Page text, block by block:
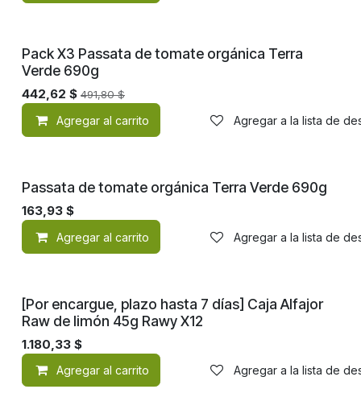
¡Nuevo!
Pack X3 Passata de tomate orgánica Terra
Verde 690g
442,62 $ 491,80$
Agregar al carrito Agregar a la lista de
¡Nuevo!
Passata de tomate orgánica Terra Verde 690g
163,93 $
Agregar al carrito Agregar a la lista de
¡Nuevo!
[Por encargue, plazo hasta 7 días] Caja Alfajor
Raw de limón 45g Rawy X12
1.180,33 $
Agregar al carrito Agregar a la lista de